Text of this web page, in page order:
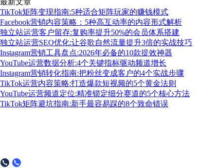
最新文章
TikTok矩阵变现指南:5种适合矩阵玩家的赚钱模式
Facebook营销内容策略：5种高互动率的内容形式解析
独立站运营客户留存:复购率提升50%的会员体系搭建
独立站运营SEO优化:让谷歌自然流量提升3倍的实战技巧
Instagram营销工具盘点:2026年必备的10款提效神器
YouTube运营数据分析:4个关键指标驱动频道增长
Instagram营销转化指南:把粉丝变成客户的4个实战步骤
TikTok运营内容策略:打造爆款短视频的5个黄金法则
YouTube运营频道定位:精准锁定细分赛道的5个核心方法
TikTok矩阵避坑指南:新手最容易踩的8个致命错误